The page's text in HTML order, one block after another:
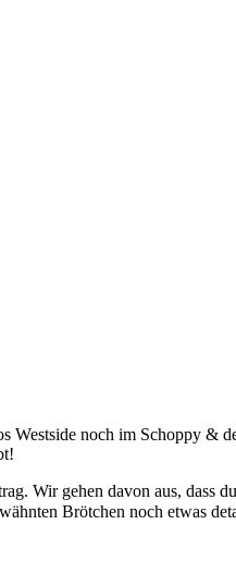
Westside noch im Schoppy &
Wir gehen davon aus, dass
Brötchen noch etwas